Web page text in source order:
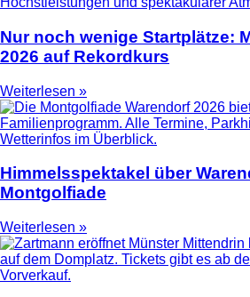
Nur noch wenige Startplätze:
2026 auf Rekordkurs
Weiterlesen »
Himmelsspektakel über
Montgolfiade
Weiterlesen »